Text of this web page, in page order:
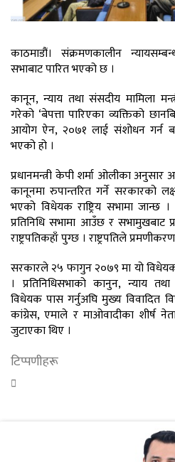
काठमाडौं। संक्रमणकालीन
सभाबाट पारित भएको छ ।
कानून, न्याय तथा संसदीय मामिला
गरेको ‘बेपत्ता पारिएका व्यक्तिको
आयोग ऐन, २०७१ लाई संशोधन गर्न
भएको हो ।
प्रधानमन्त्री केपी शर्मा ओलीका
कानूनमा रुपान्तरित गर्ने सरकारको
भएको विधेयक राष्ट्रिय सभामा जान्छ ।
प्रतिनिधि सभामा आउँछ र सभामुखबाट
राष्ट्रपतिकहाँ पुग्छ । राष्ट्रपतिले
सरकारले २५ फागुन २०७९ मा यो विधेयक
। प्रतिनिधिसभाको कानुन, न्याय
विधेयक पास गर्नुअघि मुख्य विवादित
कांग्रेस, एमाले र माओवादीका शीर्ष
जुटाएका थिए ।
टिप्पणीहरू